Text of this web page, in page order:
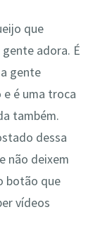
que
adora. É
gente
e é uma troca
também.
dessa
não deixem
botão que
vídeos